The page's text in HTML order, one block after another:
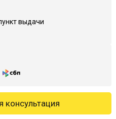
выдачи
консультация